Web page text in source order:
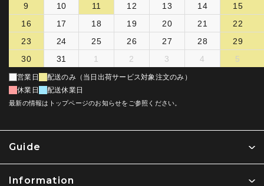
Guide
Information
9
10 11 12 13 14
15
16
17 18 19 20 21
22
23
24 25 26 27 28
29
30
31 1 2 3 4 5
営業日
配送のみ（当日出荷サービス対象注文のみ）
休業日
配送休業日
最新の情報はトップページのお知らせをご参照ください。